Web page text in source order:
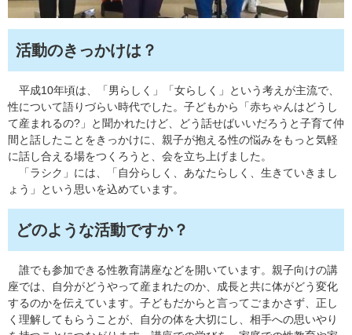
活動のきっかけは？
平成10年頃は、「男らしく」「女らしく」という考えが主流で、
性について語りづらい時代でした。子どもから「赤ちゃんはどうし
て産まれるの?」と聞かれたけど、どう話せばいいだろうと子育て仲
間と話したことをきっかけに、親子が抱える性の悩みをもっと気軽
に話し合える場をつくろうと、会を立ち上げました。
「ラシク」には、「自分らしく、あなたらしく、生きていきまし
ょう」という思いを込めています。
どのような活動ですか？
誰でも参加できる性教育講座などを開いています。親子向けの講
座では、自分がどうやって産まれたのか、成長と共に体がどう変化
するのかを伝えています。子どもだからと言ってごまかさず、正し
く理解してもらうことが、自分の体を大切にし、相手への思いやり